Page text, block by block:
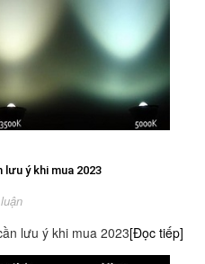
ý khi mua 2023
lưu ý khi mua 2023[Đọc tiếp]